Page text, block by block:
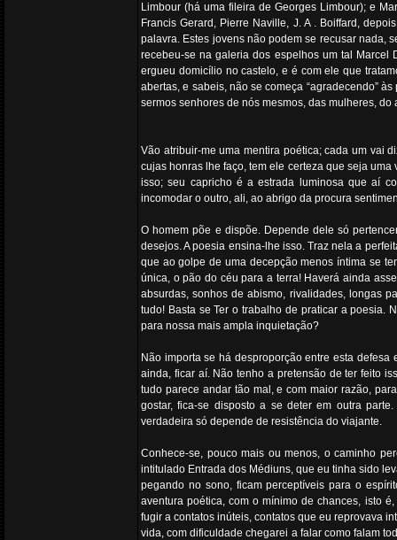
Limbour (há uma fileira de Georges Limbour); e
Francis Gerard, Pierre Naville, J. A . Boiffard,
palavra. Estes jovens não podem se recusar nada,
recebeu-se na galeria dos espelhos um tal Marcel
ergueu domicílio no castelo, e é com ele que
abertas, e sabeis, não se começa “agradecendo”
sermos senhores de nós mesmos, das mulheres, do
Vão atribuir-me uma mentira poética; cada um vai
cujas honras lhe faço, tem ele certeza que seja
isso; seu capricho é a estrada luminosa que aí
incomodar o outro, ali, ao abrigo da procura
O homem põe e dispõe. Depende dele só
desejos. A poesia ensina-lhe isso. Traz nela a
que ao golpe de uma decepção menos íntima se
única, o pão do céu para a terra! Haverá ainda
absurdas, sonhos de abismo, rivalidades, longas
tudo! Basta se Ter o trabalho de praticar a poesia.
para nossa mais ampla inquietação?
Não importa se há desproporção entre esta
ainda, ficar aí. Não tenho a pretensão de ter feito
tudo parece andar tão mal, e com maior razão,
gostar, fica-se disposto a se deter em outra
verdadeira só depende de resistência do viajante.
Conhece-se, pouco mais ou menos, o caminho
intitulado Entrada dos Médiuns, que eu tinha sido
pegando no sono, ficam perceptíveis para o
aventura poética, com o mínimo de chances, isto
fugir a contatos inúteis, contatos que eu reprovava
vida, com dificuldade chegarei a falar como falam